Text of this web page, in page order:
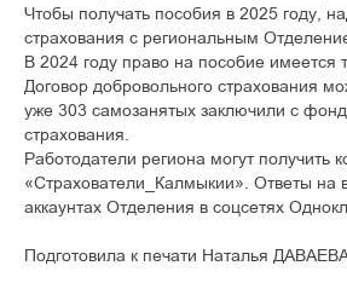
Чтобы получать пособия в 2025 году,
страхования с региональным
В 2024 году право на пособие имеется
Договор добровольного страхования
уже 303 самозанятых заключили с
страхования.
Работодатели региона могут получить
«Страхователи_Калмыкии». Ответы на
аккаунтах Отделения в соцсетях
Подготовила к печати Наталья